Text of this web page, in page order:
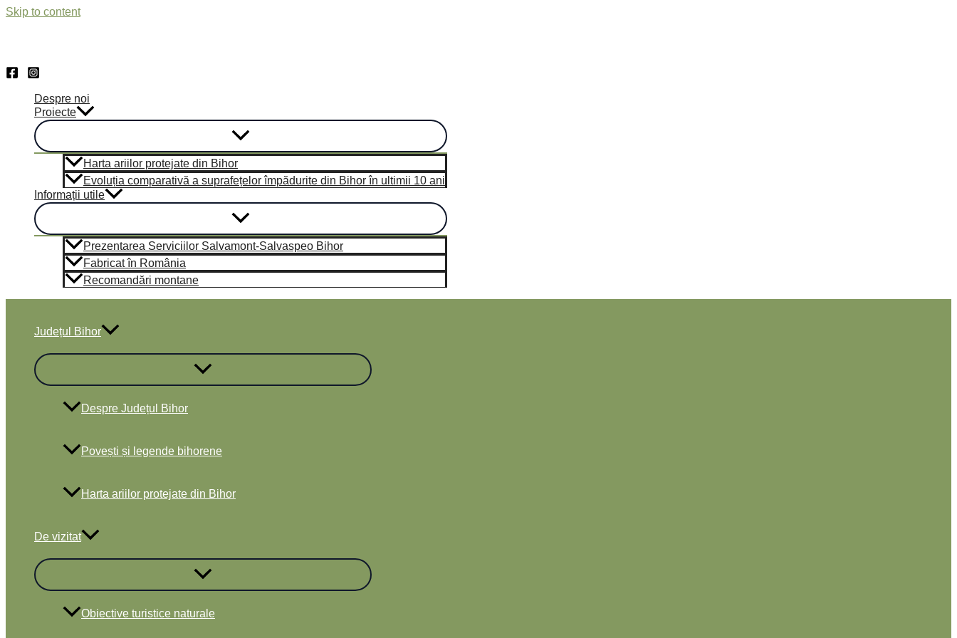
Skip to content
Despre noi
Proiecte
Harta ariilor protejate din Bihor
Evoluția comparativă a suprafețelor împădurite din Bihor în ultimii 10 ani
Informații utile
Prezentarea Serviciilor Salvamont-Salvaspeo Bihor
Fabricat în România
Recomandări montane
Județul Bihor
Despre Județul Bihor
Povești și legende bihorene
Harta ariilor protejate din Bihor
De vizitat
Obiective turistice naturale